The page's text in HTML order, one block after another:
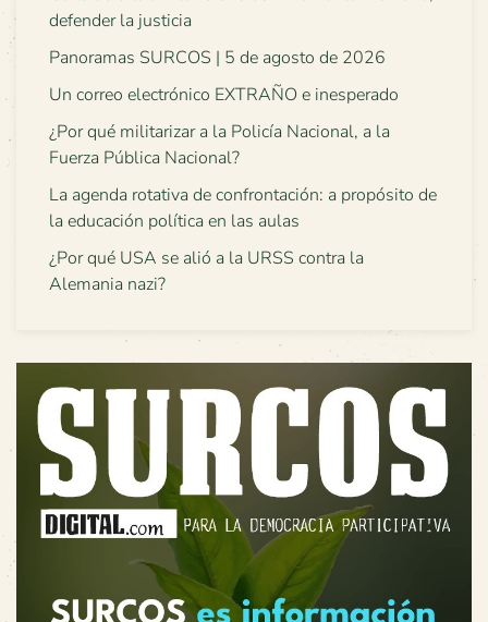
defender la justicia
Panoramas SURCOS | 5 de agosto de 2026
Un correo electrónico EXTRAÑO e inesperado
¿Por qué militarizar a la Policía Nacional, a la
Fuerza Pública Nacional?
La agenda rotativa de confrontación: a propósito de
la educación política en las aulas
¿Por qué USA se alió a la URSS contra la
Alemania nazi?